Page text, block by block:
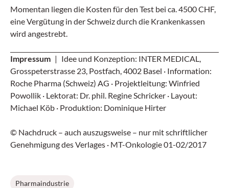
Momentan liegen die Kosten für den Test bei ca. 4500 CHF,
eine Vergütung in der Schweiz durch die Krankenkassen
wird angestrebt. ­
Impressum | Idee und Konzeption: INTER MEDICAL,
Grosspeterstrasse 23, Postfach, 4002 Basel · Information:
Roche Pharma (Schweiz) AG · Projektleitung: Winfried
Powollik · Lektorat: Dr. phil. Regine Schricker · Layout:
Michael Köb · Produktion: Dominique Hirter
© Nachdruck – auch auszugsweise – nur mit schriftlicher
Genehmigung des Verlages · MT-Onkologie 01-02/2017
Pharmaindustrie